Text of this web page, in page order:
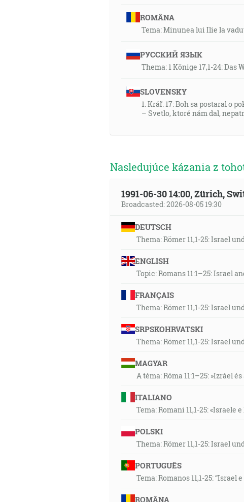
ROMÂNA
Tema: Minunea lui Ilie la
РУССКИЙ ЯЗЫК
Thema: 1 Könige 17,1-24:
SLOVENSKY
1. Kráľ. 17: Boh sa postaral o
– Svetlo, ktoré nám dal,
Nasledujúce kázania z
1991-06-30 14:00, Zürich,
Broadcasted: 2026-08-05 19:30
DEUTSCH
Thema: Römer 11,1-25: Israel
ENGLISH
Topic: Romans 11:1–25: Israel
FRANÇAIS
Thema: Römer 11,1-25: Israel
SRPSKOHRVATSKI
Thema: Römer 11,1-25: Israel
MAGYAR
A téma: Róma 11:1–25: »Izráel
ITALIANO
Tema: Romani 11,1-25: «Israele
POLSKI
Thema: Römer 11,1-25: Israel
PORTUGUÊS
Tema: Romanos 11,1-25:
ROMÂNA